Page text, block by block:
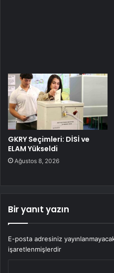
GKRY Seçimleri: DİSİ ve
ELAM Yükseldi
Ağustos 8, 2026
Bir yanıt yazın
E-posta adresiniz
işaretlenmişlerdir